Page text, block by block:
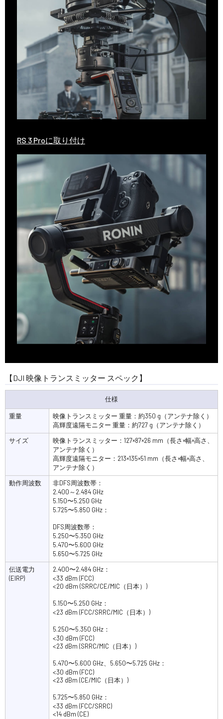
RS 3 Proに取り付け
【DJI 映像トランスミッター スペック】
仕様
重量
映像トランスミッター 重量：約350 g（アンテナ除く）
高輝度遠隔モニター 重量：約727 g（アンテナ除く）
サイズ
映像トランスミッター：127×87×26 mm（長さ×幅×高さ、
アンテナ除く）
高輝度遠隔モニター：213×135×51 mm（長さ×幅×高さ、
アンテナ除く）
動作周波数
非DFS周波数帯：
2.400～2.484 GHz
5.150〜5.250 GHz
5.725〜5.850 GHz：
DFS周波数帯：
5.250〜5.350 GHz
5.470〜5.600 GHz
5.650〜5.725 GHz
伝送電力
(EIRP)
2.400〜2.484 GHz：
<33 dBm (FCC)
<20 dBm (SRRC/CE/MIC（日本）)
5.150〜5.250 GHz：
<23 dBm (FCC/SRRC/MIC（日本）)
5.250〜5.350 GHz：
<30 dBm (FCC)
<23 dBm (SRRC/MIC（日本）)
5.470〜5.600 GHz、5.650〜5.725 GHz：
<30 dBm (FCC)
<23 dBm (CE/MIC（日本）)
5.725〜5.850 GHz：
<33 dBm (FCC/SRRC)
<14 dBm (CE)